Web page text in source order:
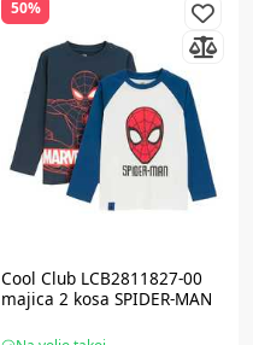
50%
Cool Club LCB2811827-00
majica 2 kosa SPIDER-MAN